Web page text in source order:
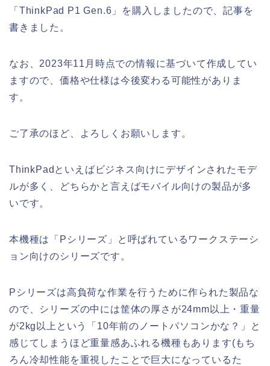
「ThinkPad P1 Gen.6」を購入しましたので、記事を
書きました。
なお、2023年11月時点での情報に基づいて作成してい
ますので、価格や仕様は今後変わる可能性がありま
す。
ご了承のほど、よろしくお願いします。
ThinkPadといえばビジネス向けにデザインされたモデ
ルが多く、どちらかと言えばモバイル向けの製品が多
いです。
本機種は「Pシリーズ」と呼ばれているワークステーシ
ョン向けのシリーズです。
Pシリーズは高負荷な作業を行うために作られた製品な
ので、シリーズの中には筐体の厚さが24mm以上・重量
が2kg以上という「10年前のノートパソコンかな？」と
感じてしまうほど重量感あふれる機種もあります(もち
ろん冷却性能を重視したことで巨大になっているた